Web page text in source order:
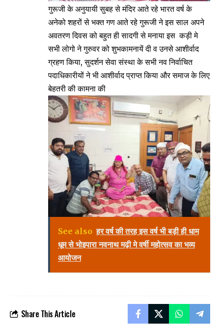
गुरूजी के अनुयायी सुबह से मंदिर आते रहे भारत वर्ष के
अनेको शहरों से भक्त गण आते रहे गुरूजी ने इस साल अपने
अवतरण दिवस को बहुत ही सादगी से मनाया इस कड़ी मे
सभी लोगो ने गुरुवर को शुभकामनायें दी व उनसे आशीर्वाद
ग्रहण किया, सुदर्शन सेवा संस्था के सभी नव निर्वाचित
पदाधिकारीयों ने भी आशीर्वाद प्राप्त किया और समाज के लिए
बेहतरी की कामना की
See also हर वर्ष की तरह इस वर्ष भी बड़ी ही धाम
धूम से भोइपारा नवनाथ मढ़ी मे वर्षी महोत्सव का भव्य
आयोजन
Share This Article